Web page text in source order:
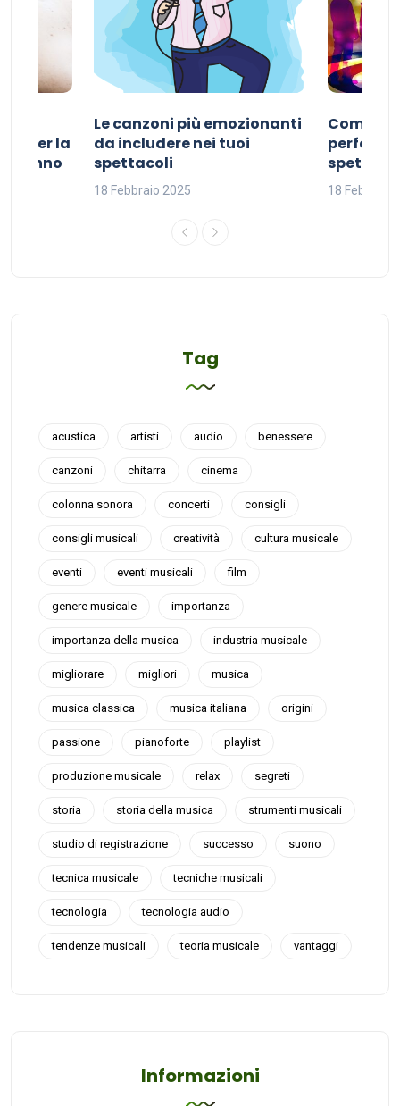
per la
sonno
Le canzoni più emozionanti
da includere nei tuoi
spettacoli
18 Febbraio 2025
Come
perfetta
18 Febbraio
Tag
acustica artisti audio benessere
canzoni chitarra cinema
colonna sonora concerti consigli
consigli musicali creatività cultura musicale
eventi eventi musicali film
genere musicale importanza
importanza della musica industria musicale
migliorare migliori musica
musica classica musica italiana origini
passione pianoforte playlist
produzione musicale relax segreti
storia storia della musica strumenti musicali
studio di registrazione successo suono
tecnica musicale tecniche musicali
tecnologia tecnologia audio
tendenze musicali teoria musicale vantaggi
Informazioni